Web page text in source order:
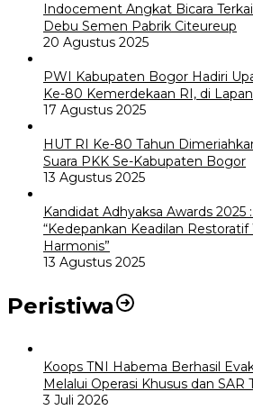
Indocement Angkat Bicara
Debu Semen Pabrik Citeureup
20 Agustus 2025
PWI Kabupaten Bogor Hadiri
Ke-80 Kemerdekaan RI, di
17 Agustus 2025
HUT RI Ke-80 Tahun
Suara PKK Se-Kabupaten Bogor
13 Agustus 2025
Kandidat Adhyaksa Awards 2025
“Kedepankan Keadilan
Harmonis”
13 Agustus 2025
Peristiwa
Koops TNI Habema Berhasil
Melalui Operasi Khusus dan SAR
3 Juli 2026